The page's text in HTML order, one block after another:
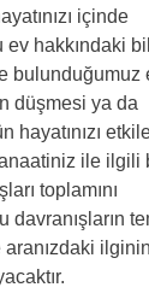
içinde
hakkındaki
bulunduğumuz
düşmesi ya da
hayatınızı
ile ilgili
toplamını
davranışların
ilginin